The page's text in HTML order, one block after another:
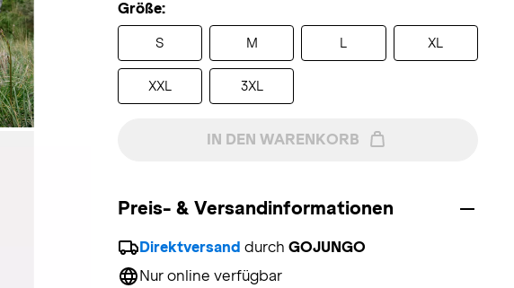
Größe:
S M XL
XXL 3XL
IN DEN WARENKORB
Preis- & Versandinformationen
Direktversand durch GOJUNGO
Nur online verfügbar